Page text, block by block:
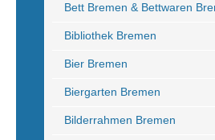
Bett Bremen & Bettwaren
Bibliothek Bremen
Bier Bremen
Biergarten Bremen
Bilderrahmen Bremen